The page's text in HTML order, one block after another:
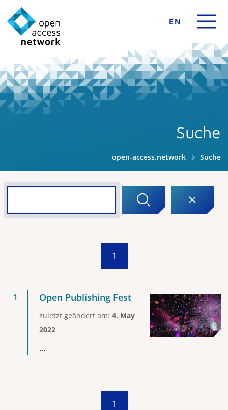
EN
Suche
open-access.network Suche
1
Open Publishing Fest
zuletzt geändert am: 4. May
2022
...
1